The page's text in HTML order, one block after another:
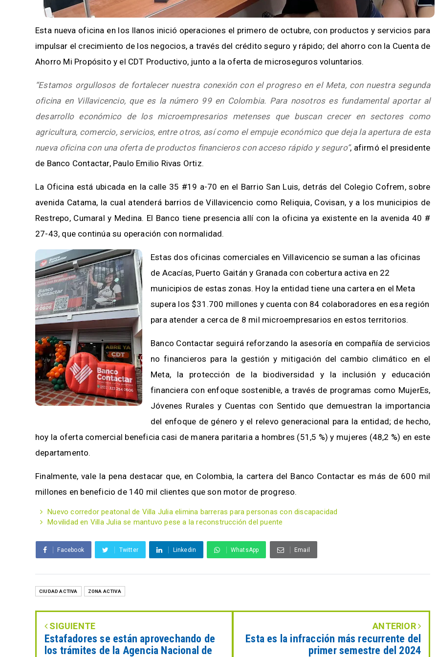
Esta nueva oficina en los llanos inició operaciones el primero de octubre, con productos y servicios para
impulsar el crecimiento de los negocios, a través del crédito seguro y rápido; del ahorro con la Cuenta de
Ahorro Mi Propósito y el CDT Productivo, junto a la oferta de microseguros voluntarios.
“Estamos orgullosos de fortalecer nuestra conexión con el progreso en el Meta, con nuestra segunda
oficina en Villavicencio, que es la número 99 en Colombia. Para nosotros es fundamental aportar al
desarrollo económico de los microempresarios metenses que buscan crecer en sectores como
agricultura, comercio, servicios, entre otros, así como el empuje económico que deja la apertura de esta
nueva oficina con una oferta de productos financieros con acceso rápido y seguro”, afirmó el presidente
de Banco Contactar, Paulo Emilio Rivas Ortiz.
La Oficina está ubicada en la calle 35 #19 a-70 en el Barrio San Luis, detrás del Colegio Cofrem, sobre
avenida Catama, la cual atenderá barrios de Villavicencio como Reliquia, Covisan, y a los municipios de
Restrepo, Cumaral y Medina. El Banco tiene presencia allí con la oficina ya existente en la avenida 40 #
27-43, que continúa su operación con normalidad.
Estas dos oficinas comerciales en Villavicencio se suman a las oficinas
de Acacías, Puerto Gaitán y Granada con cobertura activa en 22
municipios de estas zonas. Hoy la entidad tiene una cartera en el Meta
supera los $31.700 millones y cuenta con 84 colaboradores en esa región
para atender a cerca de 8 mil microempresarios en estos territorios.
Banco Contactar seguirá reforzando la asesoría en compañía de servicios
no financieros para la gestión y mitigación del cambio climático en el
Meta, la protección de la biodiversidad y la inclusión y educación
financiera con enfoque sostenible, a través de programas como MujerEs,
Jóvenes Rurales y Cuentas con Sentido que demuestran la importancia
del enfoque de género y el relevo generacional para la entidad; de hecho,
hoy la oferta comercial beneficia casi de manera paritaria a hombres (51,5 %) y mujeres (48,2 %) en este
departamento.
Finalmente, vale la pena destacar que, en Colombia, la cartera del Banco Contactar es más de 600 mil
millones en beneficio de 140 mil clientes que son motor de progreso.
Nuevo corredor peatonal de Villa Julia elimina barreras para personas con discapacidad
Movilidad en Villa Julia se mantuvo pese a la reconstrucción del puente
Facebook Twitter Linkedin WhatsApp Email
CIUDAD ACTIVA ZONA ACTIVA
SIGUIENTE
Estafadores se están aprovechando de
los trámites de la Agencia Nacional de
ANTERIOR
Esta es la infracción más recurrente del
primer semestre del 2024